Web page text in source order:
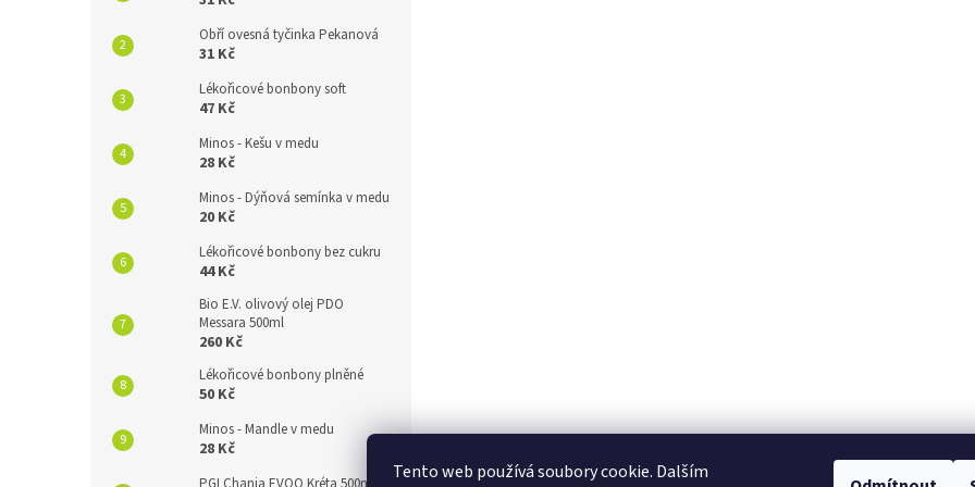
Tento web používá soubory cookie. Dalším
Obří ovesná tyčinka Pekanová
31 Kč
Lékořicové bonbony soft
47 Kč
Minos - Kešu v medu
28 Kč
Minos - Dýňová semínka v medu
20 Kč
Lékořicové bonbony bez cukru
44 Kč
Bio E.V. olivový olej PDO
Messara 500ml
260 Kč
Lékořicové bonbony plněné
50 Kč
Minos - Mandle v medu
28 Kč